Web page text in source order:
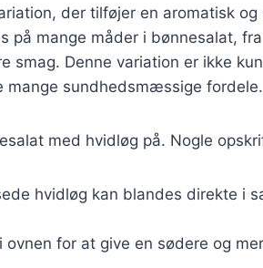
der tilføjer en aromatisk og
på mange måder i bønnesalat,
smag. Denne variation er ikke
mange sundhedsmæssige fordele.
med hvidløg på. Nogle
hvidløg kan blandes direkte i
ovnen for at give en sødere og